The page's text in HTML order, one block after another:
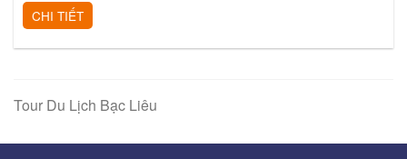
CHI TIẾT
Tour Du Lịch Bạc Liêu